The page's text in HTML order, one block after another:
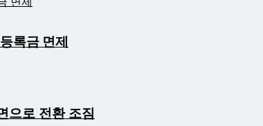
록금 면제
으로 전환 조짐